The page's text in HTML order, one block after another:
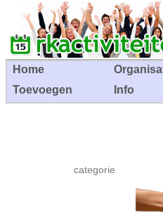
Home
Toevoegen
Info
categorie